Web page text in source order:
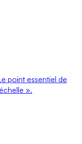
point essentiel de
».